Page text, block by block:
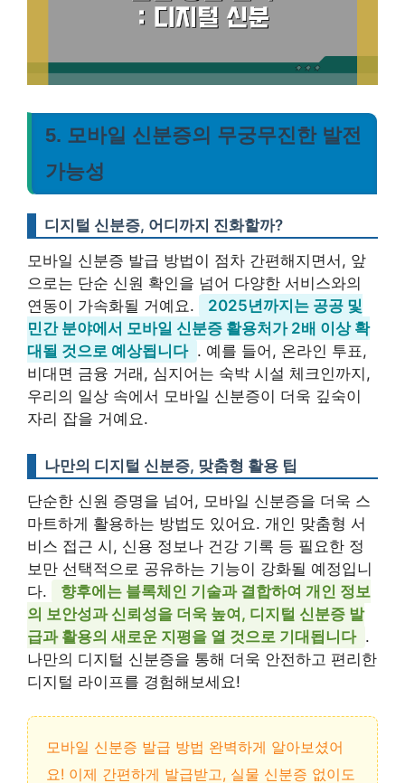
5. 모바일 신분증의 무궁무진한 발전
가능성
디지털 신분증, 어디까지 진화할까?
모바일 신분증 발급 방법이 점차 간편해지면서, 앞
으로는 단순 신원 확인을 넘어 다양한 서비스와의
연동이 가속화될 거예요.
2025년까지는 공공 및
민간 분야에서 모바일 신분증 활용처가 2배 이상 확
대될 것으로 예상됩니다 . 예를 들어, 온라인 투표,
비대면 금융 거래, 심지어는 숙박 시설 체크인까지,
우리의 일상 속에서 모바일 신분증이 더욱 깊숙이
자리 잡을 거예요.
나만의 디지털 신분증, 맞춤형 활용 팁
단순한 신원 증명을 넘어, 모바일 신분증을 더욱 스
마트하게 활용하는 방법도 있어요. 개인 맞춤형 서
비스 접근 시, 신용 정보나 건강 기록 등 필요한 정
보만 선택적으로 공유하는 기능이 강화될 예정입니
다.
향후에는 블록체인 기술과 결합하여 개인 정보
의 보안성과 신뢰성을 더욱 높여, 디지털 신분증 발
급과 활용의 새로운 지평을 열 것으로 기대됩니다 .
나만의 디지털 신분증을 통해 더욱 안전하고 편리한
디지털 라이프를 경험해보세요!
모바일 신분증 발급 방법 완벽하게 알아보셨어
요! 이제 간편하게 발급받고, 실물 신분증 없이도